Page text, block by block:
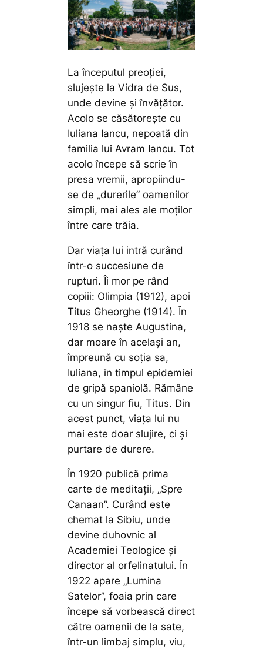
La începutul preoției,
slujește la Vidra de Sus,
unde devine și învățător.
Acolo se căsătorește cu
Iuliana Iancu, nepoată din
familia lui Avram Iancu. Tot
acolo începe să scrie în
presa vremii, apropiindu-
se de „durerile” oamenilor
simpli, mai ales ale moților
între care trăia.
Dar viața lui intră curând
într-o succesiune de
rupturi. Îi mor pe rând
copiii: Olimpia (1912), apoi
Titus Gheorghe (1914). În
1918 se naște Augustina,
dar moare în același an,
împreună cu soția sa,
Iuliana, în timpul epidemiei
de gripă spaniolă. Rămâne
cu un singur fiu, Titus. Din
acest punct, viața lui nu
mai este doar slujire, ci și
purtare de durere.
În 1920 publică prima
carte de meditații, „Spre
Canaan”. Curând este
chemat la Sibiu, unde
devine duhovnic al
Academiei Teologice și
director al orfelinatului. În
1922 apare „Lumina
Satelor”, foaia prin care
începe să vorbească direct
către oamenii de la sate,
într-un limbaj simplu, viu,